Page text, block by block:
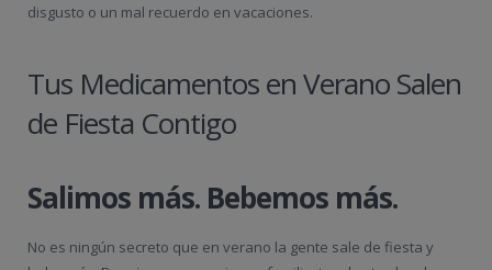
disgusto o un mal recuerdo en vacaciones.
Tus Medicamentos en Verano Salen
de Fiesta Contigo
Salimos más. Bebemos más.
No es ningún secreto que en verano la gente sale de fiesta y